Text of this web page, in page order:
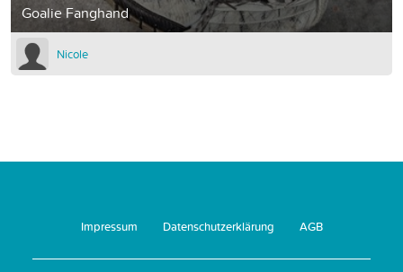
Goalie Fanghand
Nicole
Impressum Datenschutzerklärung AGB